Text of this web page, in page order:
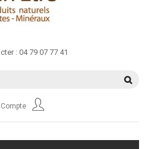
:04 79 07 77 41